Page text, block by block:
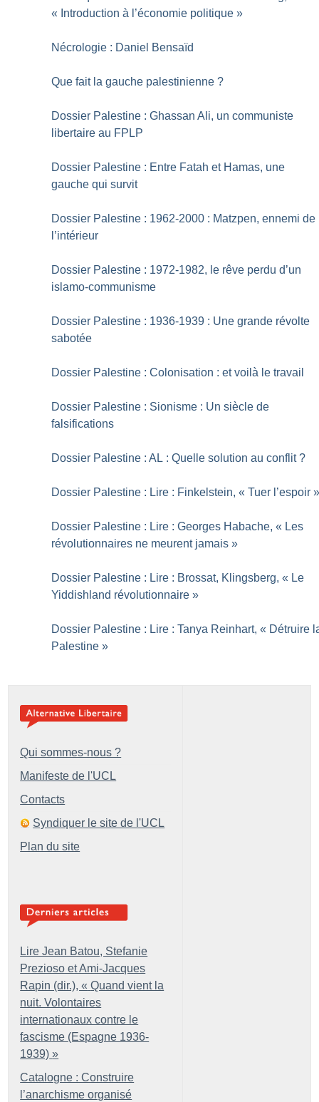
« Introduction à l’économie politique »
Nécrologie : Daniel Bensaïd
Que fait la gauche palestinienne ?
Dossier Palestine : Ghassan Ali, un communiste
libertaire au FPLP
Dossier Palestine : Entre Fatah et Hamas, une
gauche qui survit
Dossier Palestine : 1962-2000 : Matzpen, ennemi de
l’intérieur
Dossier Palestine : 1972-1982, le rêve perdu d’un
islamo-communisme
Dossier Palestine : 1936-1939 : Une grande révolte
sabotée
Dossier Palestine : Colonisation : et voilà le travail
Dossier Palestine : Sionisme : Un siècle de
falsifications
Dossier Palestine : AL : Quelle solution au conflit ?
Dossier Palestine : Lire : Finkelstein, « Tuer l’espoir
Dossier Palestine : Lire : Georges Habache, « Les
révolutionnaires ne meurent jamais »
Dossier Palestine : Lire : Brossat, Klingsberg, « Le
Yiddishland révolutionnaire »
Dossier Palestine : Lire : Tanya Reinhart, « Détruire
Palestine »
Qui sommes-nous ?
Manifeste de l'UCL
Contacts
Syndiquer le site de l'UCL
Plan du site
Lire Jean Batou, Stefanie
Prezioso et Ami-Jacques
Rapin (dir.), « Quand vient la
nuit. Volontaires
internationaux contre le
fascisme (Espagne 1936-
1939) »
Catalogne : Construire
l’anarchisme organisé